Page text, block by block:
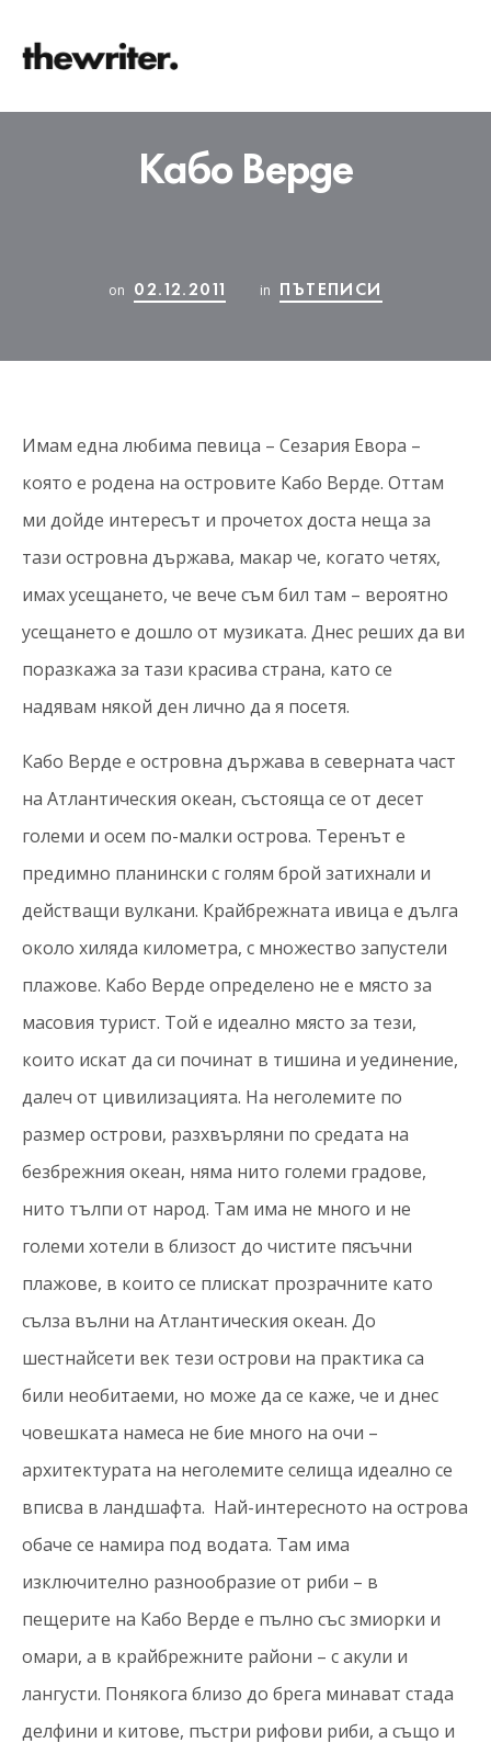
Кабо Верде
on 02.12.2011 in ПЪТЕПИСИ
Имам една любима певица – Сезария Евора –
която е родена на островите Кабо Верде. Оттам
ми дойде интересът и прочетох доста неща за
тази островна държава, макар че, когато четях,
имах усещането, че вече съм бил там – вероятно
усещането е дошло от музиката. Днес реших да ви
поразкажа за тази красива страна, като се
надявам някой ден лично да я посетя.
Кабо Верде е островна държава в северната част
на Атлантическия океан, състояща се от десет
големи и осем по-малки острова. Теренът е
предимно планински с голям брой затихнали и
действащи вулкани. Крайбрежната ивица е дълга
около хиляда километра, с множество запустели
плажове. Кабо Верде определено не е място за
масовия турист. Той е идеално място за тези,
които искат да си починат в тишина и уединение,
далеч от цивилизацията. На неголемите по
размер острови, разхвърляни по средата на
безбрежния океан, няма нито големи градове,
нито тълпи от народ. Там има не много и не
големи хотели в близост до чистите пясъчни
плажове, в които се плискат прозрачните като
сълза вълни на Атлантическия океан. До
шестнайсети век тези острови на практика са
били необитаеми, но може да се каже, че и днес
човешката намеса не бие много на очи –
архитектурата на неголемите селища идеално се
вписва в ландшафта. Най-интересното на острова
обаче се намира под водата. Там има
изключително разнообразие от риби – в
пещерите на Кабо Верде е пълно със змиорки и
омари, а в крайбрежните райони – с акули и
лангусти. Понякога близо до брега минават стада
делфини и китове, пъстри рифови риби, а също и